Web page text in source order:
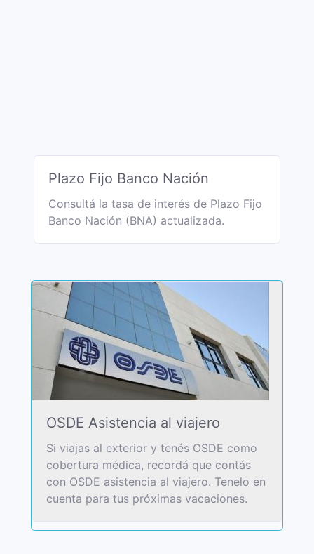
Plazo Fijo Banco Nación
Consultá la tasa de interés de Plazo Fijo
Banco Nación (BNA) actualizada.
OSDE Asistencia al viajero
Si viajas al exterior y tenés OSDE como
cobertura médica, recordá que contás
con OSDE asistencia al viajero. Tenelo en
cuenta para tus próximas vacaciones.